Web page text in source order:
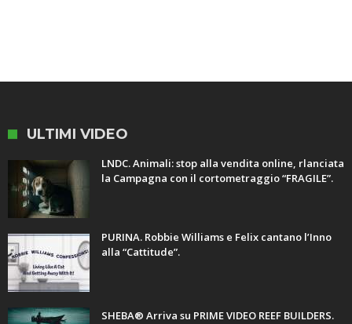
ULTIMI VIDEO
LNDC. Animali: stop alla vendita online, rlanciata
la Campagna con il cortometraggio “FRAGILE”.
PURINA. Robbie Williams e Felix cantano l’Inno
alla “Cattitude”.
SHEBA® Arriva su PRIME VIDEO REEF BUILDERS.